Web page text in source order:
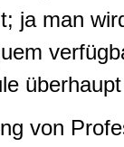
ja man
von